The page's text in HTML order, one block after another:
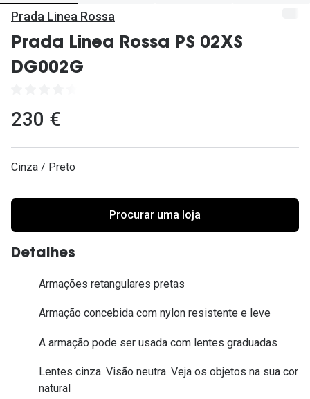
Prada Linea Rossa
Prada Linea Rossa PS 02XS
DG002G
230 €
Cinza / Preto
Procurar uma loja
Detalhes
Armações retangulares pretas
Armação concebida com nylon resistente e leve
A armação pode ser usada com lentes graduadas
Lentes cinza. Visão neutra. Veja os objetos na sua cor
natural